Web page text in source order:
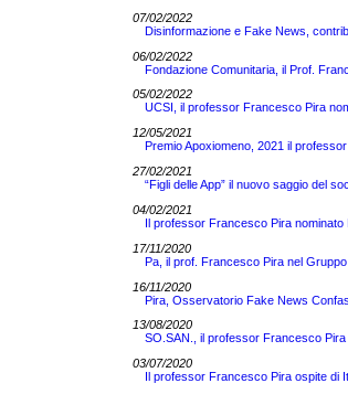
07/02/2022
Disinformazione e Fake News,
06/02/2022
Fondazione Comunitaria, il Prof.
05/02/2022
UCSI, il professor Francesco Pira
12/05/2021
Premio Apoxiomeno, 2021 il
27/02/2021
“Figli delle App” il nuovo saggio del
04/02/2021
Il professor Francesco Pira
17/11/2020
Pa, il prof. Francesco Pira nel
16/11/2020
Pira, Osservatorio Fake News
13/08/2020
SO.SAN., il professor Francesco
03/07/2020
Il professor Francesco Pira ospite